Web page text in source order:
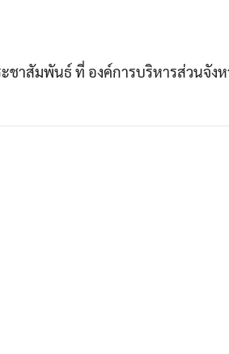
for:
ชาสัมพันธ์ ที่ องค์การบริหารส่วนจัง